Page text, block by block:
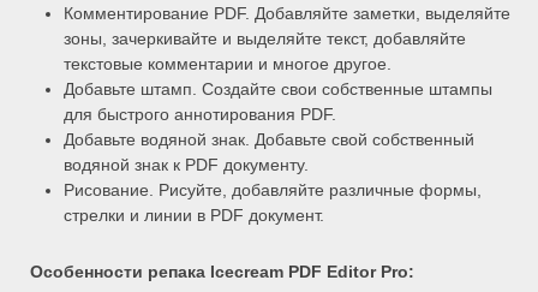
Комментирование PDF. Добавляйте заметки, выделяйте
зоны, зачеркивайте и выделяйте текст, добавляйте
текстовые комментарии и многое другое.
Добавьте штамп. Создайте свои собственные штампы
для быстрого аннотирования PDF.
Добавьте водяной знак. Добавьте свой собственный
водяной знак к PDF документу.
Рисование. Рисуйте, добавляйте различные формы,
стрелки и линии в PDF документ.
Особенности репака Icecream PDF Editor Pro: